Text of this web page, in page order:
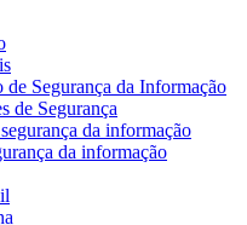
Segurança da Informação
de Segurança
da informação
da informação